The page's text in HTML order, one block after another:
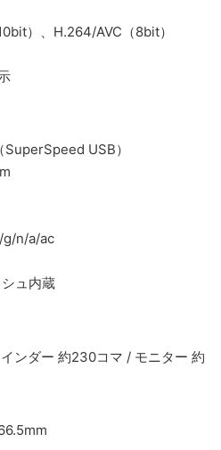
）、H.264/AVC（8bit）
USB）
g/n/a/ac
ュ内蔵
ンダー 約230コマ / モニター 約